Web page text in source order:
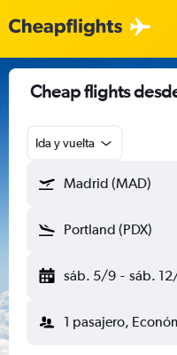
Cheap flights
Ida y vuelta
Madrid (MAD)
Portland (PDX)
sáb. 5/9 - sáb.
1 pasajero,